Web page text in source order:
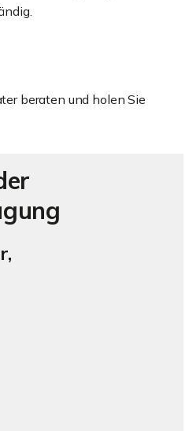
beraten und holen Sie
VERKAUFT
5-
im